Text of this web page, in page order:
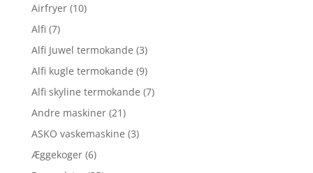
Airfryer (10)
Alfi (7)
Alfi Juwel termokande (3)
Alfi kugle termokande (9)
Alfi skyline termokande (7)
Andre maskiner (21)
ASKO vaskemaskine (3)
Æggekoger (6)